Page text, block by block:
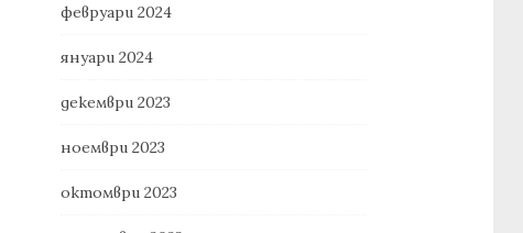
февруари 2024
януари 2024
декември 2023
ноември 2023
октомври 2023